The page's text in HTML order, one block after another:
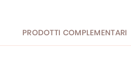
PRODOTTI COMPLEMENTARI